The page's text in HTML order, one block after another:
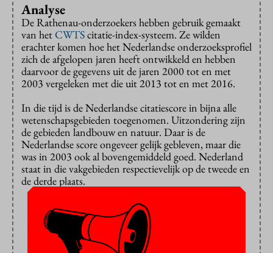
Analyse
De Rathenau-onderzoekers hebben gebruik gemaakt
van hetCWTScitatie-index-systeem. Ze wilden
erachter komen hoe het Nederlandse onderzoeksprofiel
zich de afgelopen jaren heeft ontwikkeld en hebben
daarvoor de gegevens uit de jaren 2000 tot en met
2003 vergeleken met die uit 2013 tot en met 2016.
In die tijd is de Nederlandse citatiescore in bijna alle
wetenschapsgebieden toegenomen. Uitzondering zijn
de gebieden landbouw en natuur. Daar is de
Nederlandse score ongeveer gelijk gebleven, maar die
was in 2003 ook al bovengemiddeld goed. Nederland
staat in die vakgebieden respectievelijk op de tweede en
de derde plaats.